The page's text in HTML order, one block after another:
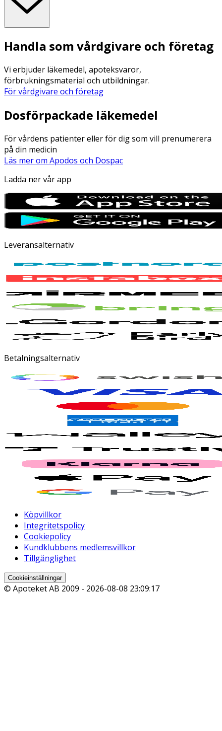
Handla som vårdgivare och företag
Vi erbjuder läkemedel, apoteksvaror,
förbrukningsmaterial och utbildningar.
För vårdgivare och företag
Dosförpackade läkemedel
För vårdens patienter eller för dig som vill prenumerera
på din medicin
Läs mer om Apodos och Dospac
Ladda ner vår app
Leveransalternativ
Betalningsalternativ
Köpvillkor
Integritetspolicy
Cookiepolicy
Kundklubbens medlemsvillkor
Tillgänglighet
Cookieinställningar
© Apoteket AB 2009 - 2026-08-08 23:09:17